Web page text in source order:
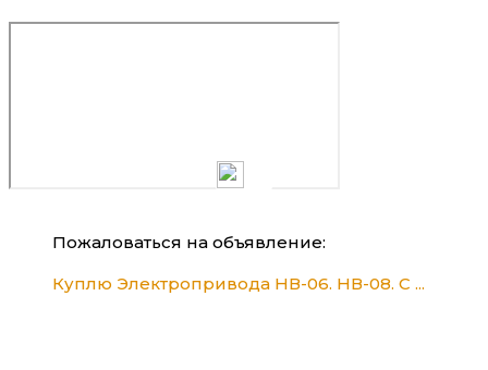
Пожаловаться на объявление:
Куплю Электропривода НВ-06. НВ-08. С ...